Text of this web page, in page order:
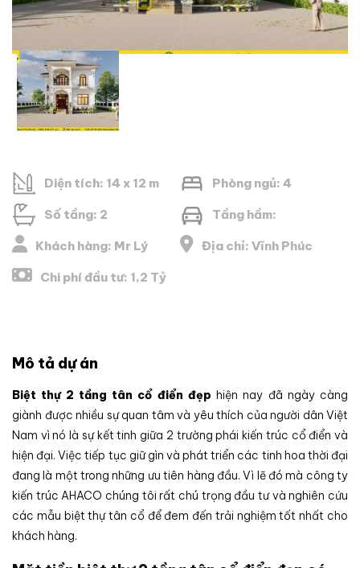
Diện tích: 14 x 12 m Phòng ngủ: 4
Số tầng: 2 Tầng hầm:
Khách hàng: Mr Lý Địa chỉ: Vĩnh Phúc
Chi phí đầu tư: 1,2 Tỷ
Mô tả dự án
Biệt thự 2 tầng tân cổ điển đẹp hiện nay đã ngày càng
giành được nhiều sự quan tâm và yêu thích của người dân Việt
Nam vì nó là sự kết tinh giữa 2 trường phái kiến trúc cổ điển và
hiện đại. Việc tiếp tục giữ gìn và phát triển các tinh hoa thời đại
đang là một trong những ưu tiên hàng đầu. Vì lẽ đó mà công ty
kiến trúc AHACO chúng tôi rất chú trọng đầu tư và nghiên cứu
các mẫu biệt thự tân cổ để đem đến trải nghiệm tốt nhất cho
khách hàng.